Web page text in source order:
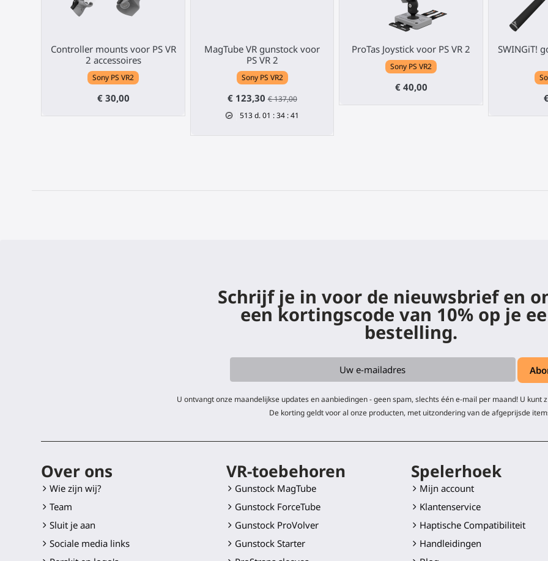
Controller mounts voor PS VR
2 accessoires
Sony PS VR2
€ 30,00
MagTube VR gunstock voor
PS VR 2
Sony PS VR2
€ 123,30€ 137,00
513d.01 :34:40
ProTas Joystick voor PS VR 2
Sony PS VR2
€ 40,00
SWINGiT!
Schrijf je in voor de nieuwsbrief en
een kortingscode van 10% op je
bestelling.
U ontvangt onze maandelijkse updates en aanbiedingen - geen spam, slechts één e-mail per maand! U kunt
De korting geldt voor al onze producten, met uitzondering van de afgeprijsde
Over ons
Wie zijn wij?
Team
Sluit je aan
Sociale media links
VR-toebehoren
Gunstock MagTube
Gunstock ForceTube
Gunstock ProVolver
Gunstock Starter
Spelerhoek
Mijn account
Klantenservice
Haptische Compatibiliteit
Handleidingen